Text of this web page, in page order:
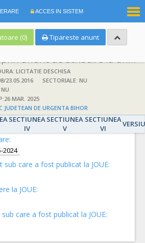
ACCES IN SISTEM
(0) Tipareste anunt
Achizitie atribuita prin anunt de atribuire la anunt de participare
LICITATIE DESCHISA
23.05.2016
SECTORIALE: NU
MAR. 2025
JUDETEAN DE URGENTA BIHOR
SECTIUNEA
IV
SECTIUNEA
V
SECTIUNEA
VI
2024
sub care a fost publicat la JOUE:
la JOUE:
care a fost publicat la JOUE: